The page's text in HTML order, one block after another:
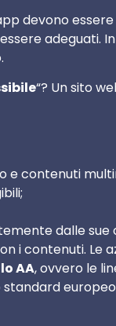
devono
adeguati.
“? Un sito
e contenuti
dalle
i contenuti. Le
AA, ovvero le
standard